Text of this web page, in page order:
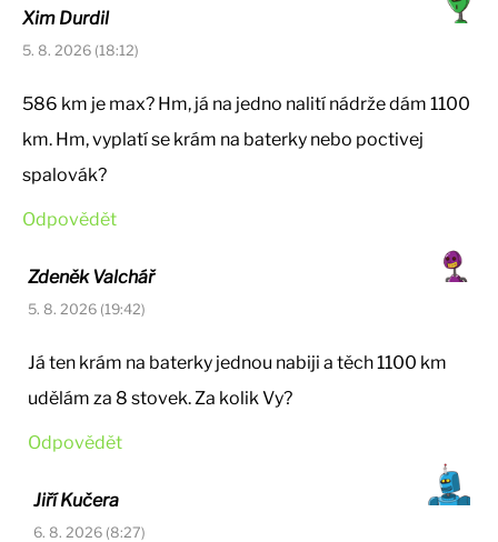
Xim Durdil
5. 8. 2026 (18:12)
586 km je max? Hm, já na jedno nalití nádrže dám 1100
km. Hm, vyplatí se krám na baterky nebo poctivej
spalovák?
Odpovědět
Zdeněk Valchář
5. 8. 2026 (19:42)
Já ten krám na baterky jednou nabiji a těch 1100 km
udělám za 8 stovek. Za kolik Vy?
Odpovědět
Jiří Kučera
6. 8. 2026 (8:27)